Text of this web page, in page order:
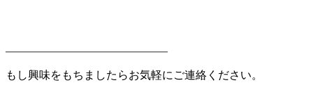
——————————————–
もし興味をもちましたらお気軽にご連絡ください。